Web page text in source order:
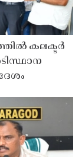
കലക്ടർ